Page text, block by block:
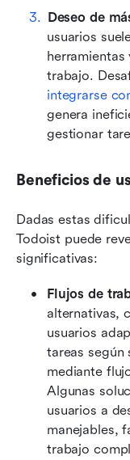
Deseo de
usuarios
integrarse
genera
gestionar
Beneficios de
Dadas estas
Todoist puede
significativas:
Flujos de
alternativas,
usuarios
tareas según
mediante
Algunas
usuarios a
manejables,
trabajo